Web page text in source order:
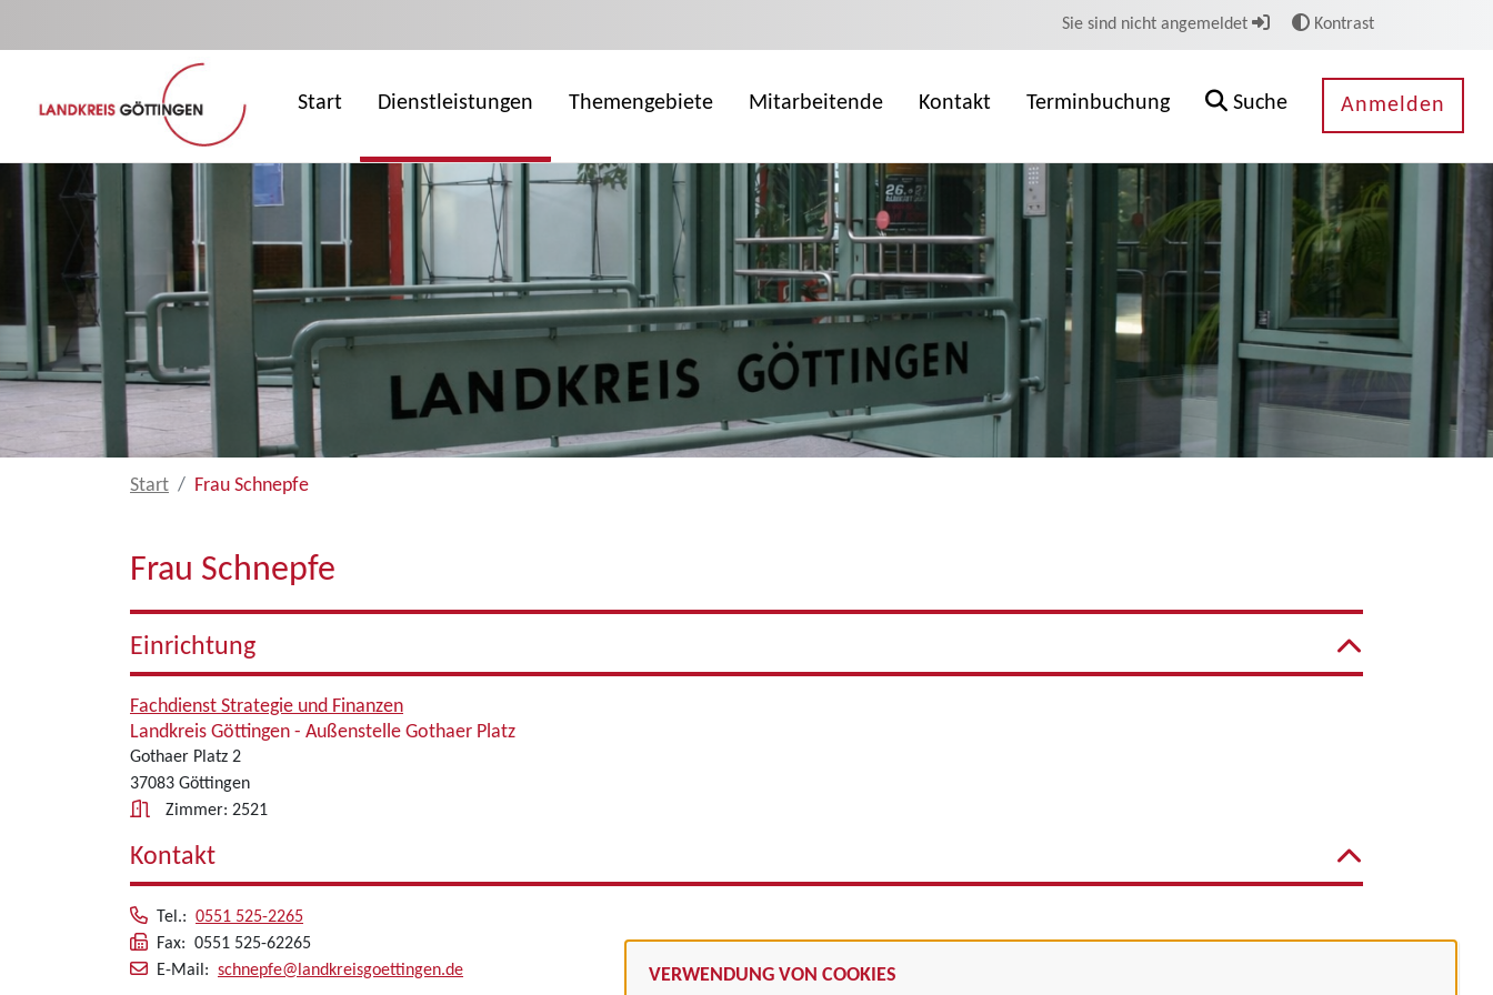
VERWENDUNG VON COOKIES
Sie sind nicht angemeldet Kontrast
Start Dienstleistungen Themengebiete Mitarbeitende Kontakt Terminbuchung Suche Anmelden
Start Frau Schnepfe
Frau Schnepfe
Einrichtung
Fachdienst Strategie und Finanzen
Landkreis Göttingen - Außenstelle Gothaer Platz
Gothaer Platz 2
37083 Göttingen
Zimmer: 2521
Kontakt
Tel.: 0551 525-2265
Fax: 0551 525-62265
E-Mail: schnepfe@landkreisgoettingen.de